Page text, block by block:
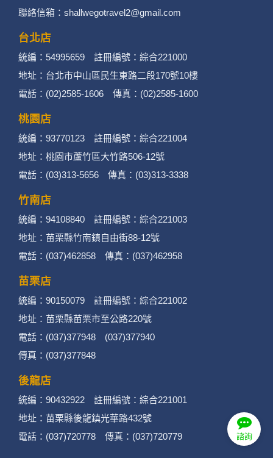
諮詢
聯絡信箱：shallwegotravel2@gmail.com
台北店
統編：54995659 註冊編號：綜合221000
地址：台北市中山區民生東路二段170號10樓
電話：(02)2585-1606 傳真：(02)2585-1600
桃園店
統編：93770123 註冊編號：綜合221004
地址：桃園市蘆竹區大竹路506-12號
電話：(03)313-5656 傳真：(03)313-3338
竹南店
統編：94108840 註冊編號：綜合221003
地址：苗栗縣竹南鎮自由街88-12號
電話：(037)462858 傳真：(037)462958
苗栗店
統編：90150079 註冊編號：綜合221002
地址：苗栗縣苗栗市至公路220號
電話：(037)377948 (037)377940
傳真：(037)377848
後龍店
統編：90432922 註冊編號：綜合221001
地址：苗栗縣後龍鎮光華路432號
電話：(037)720778 傳真：(037)720779